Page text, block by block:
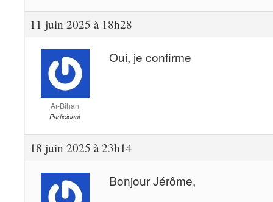
11 juin 2025 à 18h28
Ar-Bihan
Participant
Oui, je confirme
18 juin 2025 à 23h14
Bonjour Jérôme,